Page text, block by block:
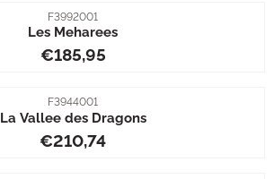
Artikelnummer
F3992001
Les Meharees
Prijs: 185,95
€185,95
Artikelnummer
F3944001
La Vallee des Dragons
Prijs: 210,74
€210,74